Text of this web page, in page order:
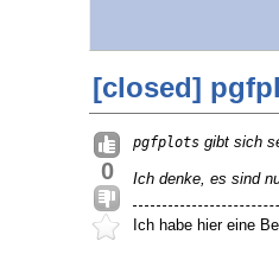
[closed]
0
pgfplots gibt sich
Ich denke, es sind
Ich habe hier eine